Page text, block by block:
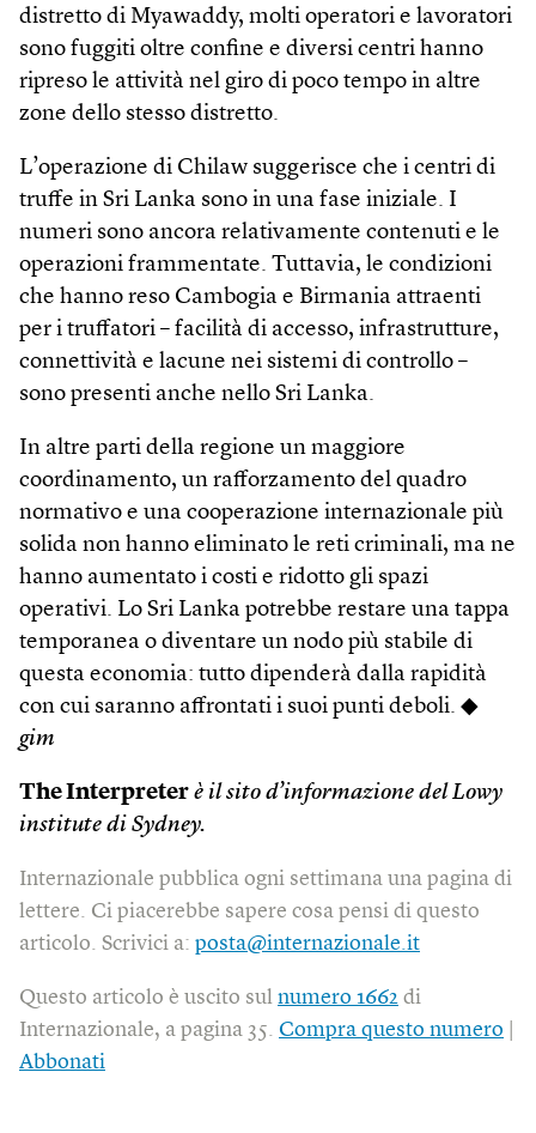
distretto di Myawaddy, molti operatori e lavoratori
sono fuggiti oltre confine e diversi centri hanno
ripreso le attività nel giro di poco tempo in altre
zone dello stesso distretto.
L’operazione di Chilaw suggerisce che i centri di
truffe in Sri Lanka sono in una fase iniziale. I
numeri sono ancora relativamente contenuti e le
operazioni frammentate. Tuttavia, le condizioni
che hanno reso Cambogia e Birmania attraenti
per i truffatori – facilità di accesso, infrastrutture,
connettività e lacune nei sistemi di controllo –
sono presenti anche nello Sri Lanka.
In altre parti della regione un maggiore
coordinamento, un rafforzamento del quadro
normativo e una cooperazione internazionale più
solida non hanno eliminato le reti criminali, ma ne
hanno aumentato i costi e ridotto gli spazi
operativi. Lo Sri Lanka potrebbe restare una tappa
temporanea o diventare un nodo più stabile di
questa economia: tutto dipenderà dalla rapidità
con cui saranno affrontati i suoi punti deboli. ◆
gim
The Interpreter è il sito d’informazione del Lowy
institute di Sydney.
Internazionale pubblica ogni settimana una pagina di
lettere. Ci piacerebbe sapere cosa pensi di questo
articolo. Scrivici a: posta@internazionale.it
Questo articolo è uscito sul numero 1662 di
Internazionale, a pagina 35. Compra questo numero
Abbonati